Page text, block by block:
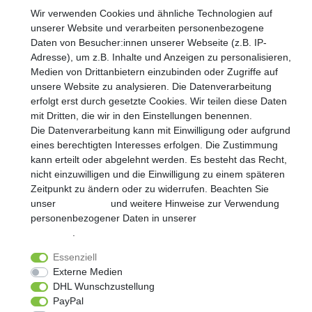
Widerrufs­recht Impressum Daten­schutz­erklärung
AGB Kontakt
© Copyright 2026 | Alle Rechte vorbehalten.
Realisierung und Umsetzung byeCommerce-factory
Wir verwenden Cookies und ähnliche Technologien auf
unserer Website und verarbeiten personenbezogene
Daten von Besucher:innen unserer Webseite (z.B. IP-
Adresse), um z.B. Inhalte und Anzeigen zu personalisieren,
Medien von Drittanbietern einzubinden oder Zugriffe auf
unsere Website zu analysieren. Die Datenverarbeitung
erfolgt erst durch gesetzte Cookies. Wir teilen diese Daten
mit Dritten, die wir in den Einstellungen benennen.
Die Datenverarbeitung kann mit Einwilligung oder aufgrund
eines berechtigten Interesses erfolgen. Die Zustimmung
kann erteilt oder abgelehnt werden. Es besteht das Recht,
nicht einzuwilligen und die Einwilligung zu einem späteren
Zeitpunkt zu ändern oder zu widerrufen. Beachten Sie
unser
und weitere Hinweise zur Verwendung
personenbezogener Daten in unserer
Essenziell
Externe Medien
DHL Wunschzustellung
PayPal